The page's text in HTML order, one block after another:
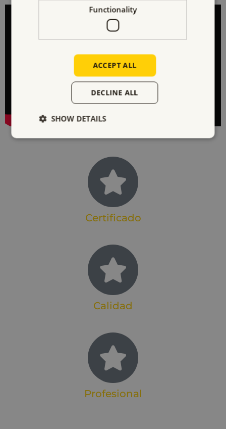
Certificado
Calidad
Profesional
Functionality
ACCEPT ALL
DECLINE ALL
SHOW DETAILS